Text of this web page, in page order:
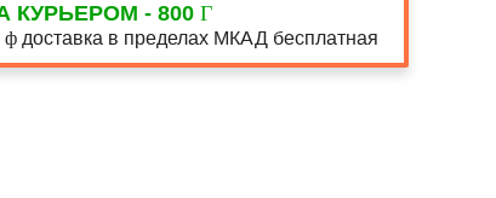
КУРЬЕРОМ - 800
доставка в пределах МКАД бесплатная